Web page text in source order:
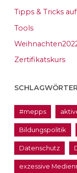
Tipps & Tricks
Tools
Zertifikatskurs
SCHLAGWÖRTER
#mepps
Bildungspolitik
Datenschutz
exzessive